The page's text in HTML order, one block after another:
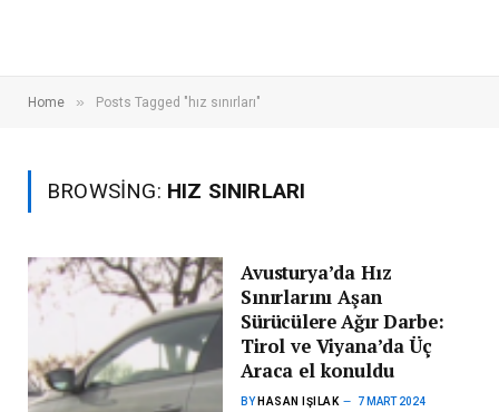
Home » Posts Tagged "hız sınırları"
BROWSING: HIZ SINIRLARI
Avusturya’da Hız
Sınırlarını Aşan
Sürücülere Ağır Darbe:
Tirol ve Viyana’da Üç
Araca el konuldu
BY HASAN IŞILAK 7 MART 2024